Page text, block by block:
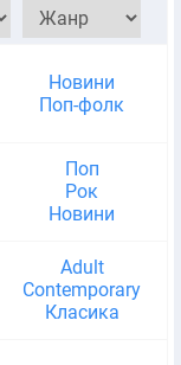
Новини
Поп-фолк
Поп
Рок
Новини
Adult
Contemporary
Класика